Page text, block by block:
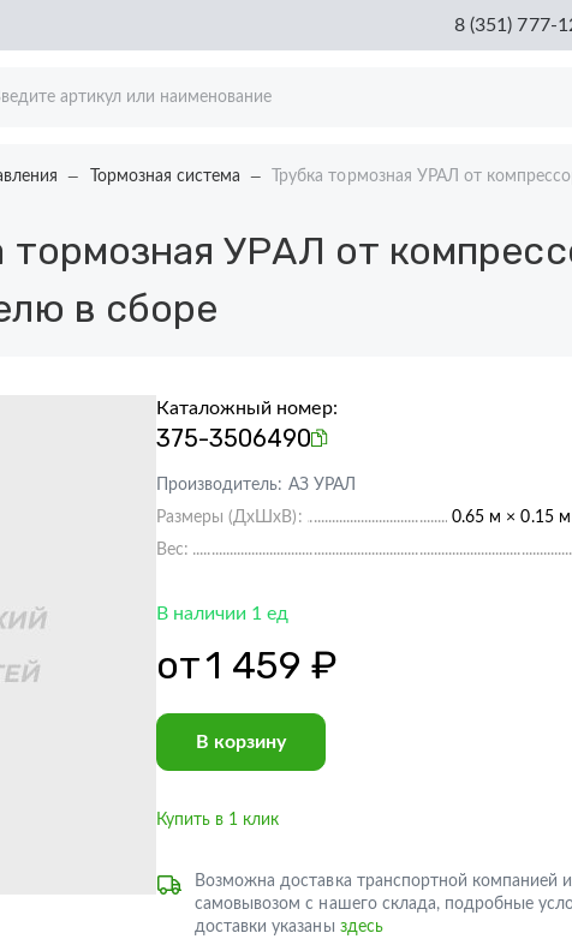
8 (351) 777-
Тормозная система Трубка тормозная УРАЛ от
тормозная УРАЛ от
в сборе
Каталожный номер:
375-3506490
Производитель: АЗ УРАЛ
Размеры (ДхШхВ):
0.65 м × 0.15
Вес:
В наличии 1 ед
от1 459 ₽
В корзину
Купить в 1 клик
Возможна доставка транспортной компанией
самовывозом с нашего склада, подробные
доставки указаны здесь